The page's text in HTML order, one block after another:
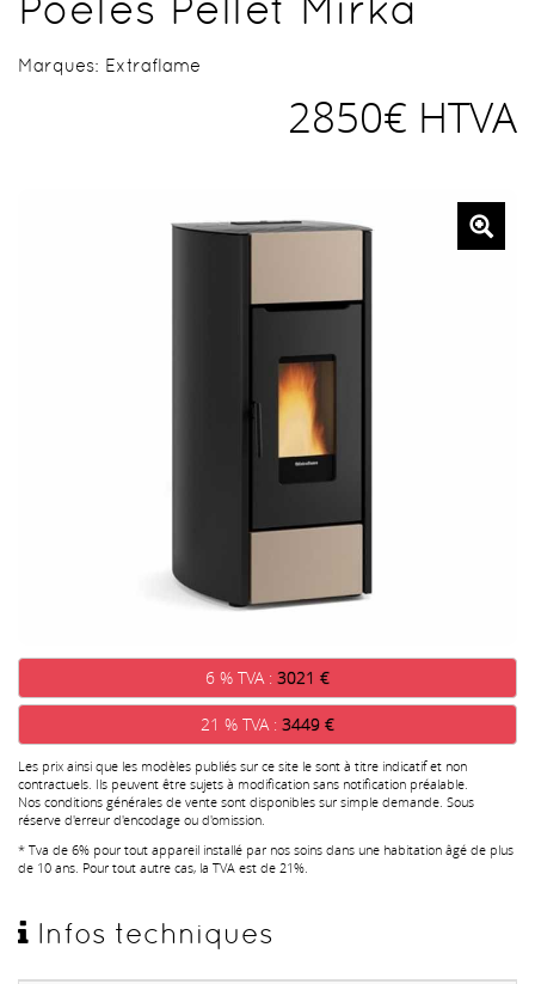
Marques: Extraflame
2850€ HTVA
6 % TVA : 3021 €
21 % TVA : 3449 €
Les prix ainsi que les modèles publiés sur ce site le sont à titre indicatif et non
contractuels. Ils peuvent être sujets à modification sans notification préalable.
Nos conditions générales de vente sont disponibles sur simple demande. Sous
réserve d'erreur d'encodage ou d'omission.
* Tva de 6% pour tout appareil installé par nos soins dans une habitation âgé de plus
de 10 ans. Pour tout autre cas, la TVA est de 21%.
Infos techniques